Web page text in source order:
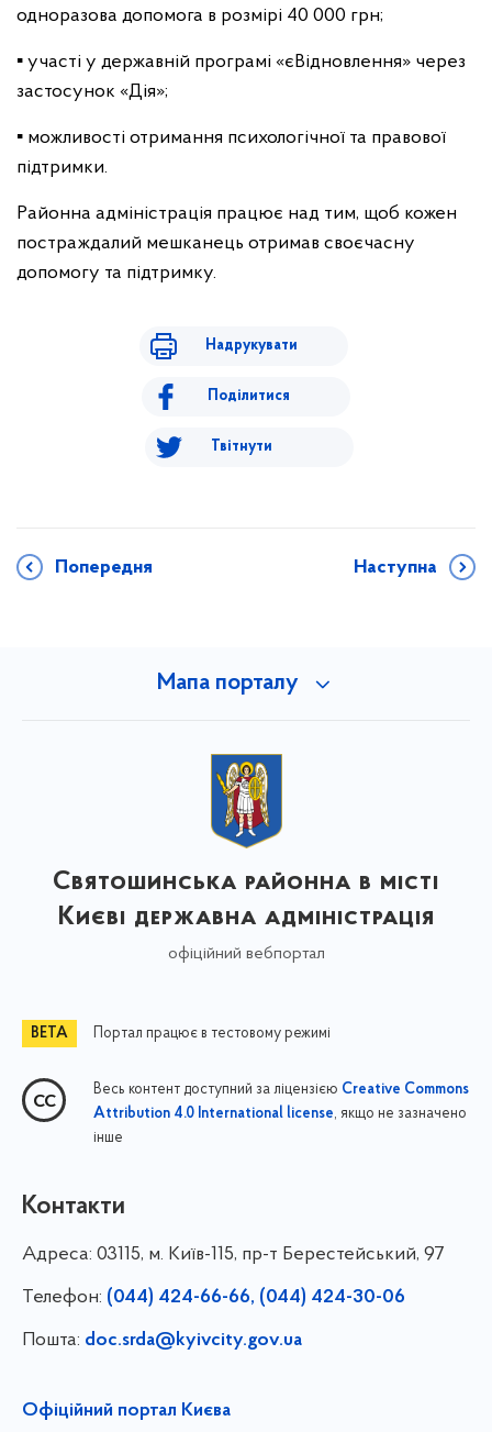
одноразова допомога в розмірі 40 000 грн;
▪️ участі у державній програмі «єВідновлення» через
застосунок «Дія»;
▪️ можливості отримання психологічної та правової
підтримки.
Районна адміністрація працює над тим, щоб кожен
постраждалий мешканець отримав своєчасну
допомогу та підтримку.
Надрукувати
Поділитися
Твітнути
Попередня Наступна
Мапа порталу
Святошинська районна в місті
Києві державна адміністрація
офіційний вебпортал
Портал працює в тестовому режимі
Весь контент доступний за ліцензією Creative Commons
Attribution 4.0 International license, якщо не зазначено
інше
Контакти
Адреса: 03115, м. Київ-115, пр-т Берестейський, 97
Телефон: (044) 424-66-66, (044) 424-30-06
Пошта: doc.srda@kyivcity.gov.ua
Офіційний портал Києва